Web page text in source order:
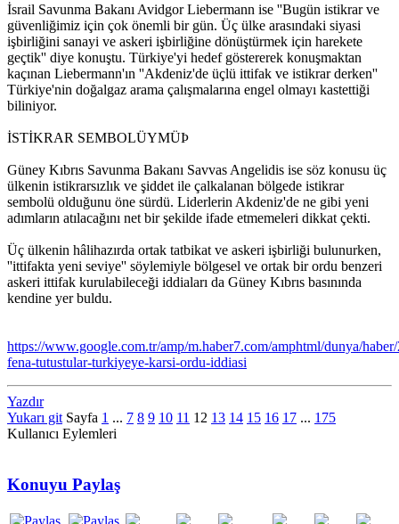
İsrail Savunma Bakanı Avidgor Liebermann ise ''Bugün istikrar ve
güvenliğimiz için çok önemli bir gün. Üç ülke arasındaki siyasi
işbirliğini sanayi ve askeri işbirliğine dönüştürmek için harekete
geçtik'' diye konuştu. Türkiye'yi hedef göstererek konuşmaktan
kaçınan Liebermann'ın ''Akdeniz'de üçlü ittifak ve istikrar derken''
Türkiye'nin doğalgaz arama çalışmalarına engel olmayı kastettiği
biliniyor.
İSTİKRAR SEMBOLÜYMÜÞ
Güney Kıbrıs Savunma Bakanı Savvas Angelidis ise söz konusu üç
ülkenin istikrarsızlık ve şiddet ile çalkalanan bölgede istikrar
sembolü olduğunu öne sürdü. Liderlerin Akdeniz'de ne gibi yeni
adımların atılacağını net bir şekilde ifade etmemeleri dikkat çekti.
Üç ülkenin hâlihazırda ortak tatbikat ve askeri işbirliği bulunurken,
''ittifakta yeni seviye'' söylemiyle bölgesel ve ortak bir ordu benzeri
askeri ittifak kurulabileceği iddiaları da Güney Kıbrıs basınında
kendine yer buldu.
https://www.google.com.tr/amp/m.haber7.com/amphtml/dunya/
fena-tutustular-turkiyeye-karsi-ordu-iddiasi
Yazdır
Yukarı git Sayfa 1 ... 7 8 9 10 11 12 13 14 15 16 17 ... 175
Kullanıcı Eylemleri
Konuyu Paylaş